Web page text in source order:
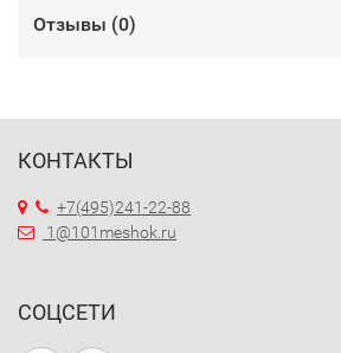
Отзывы (0)
КОНТАКТЫ
+7(495)241-22-88
1@101meshok.ru
СОЦСЕТИ